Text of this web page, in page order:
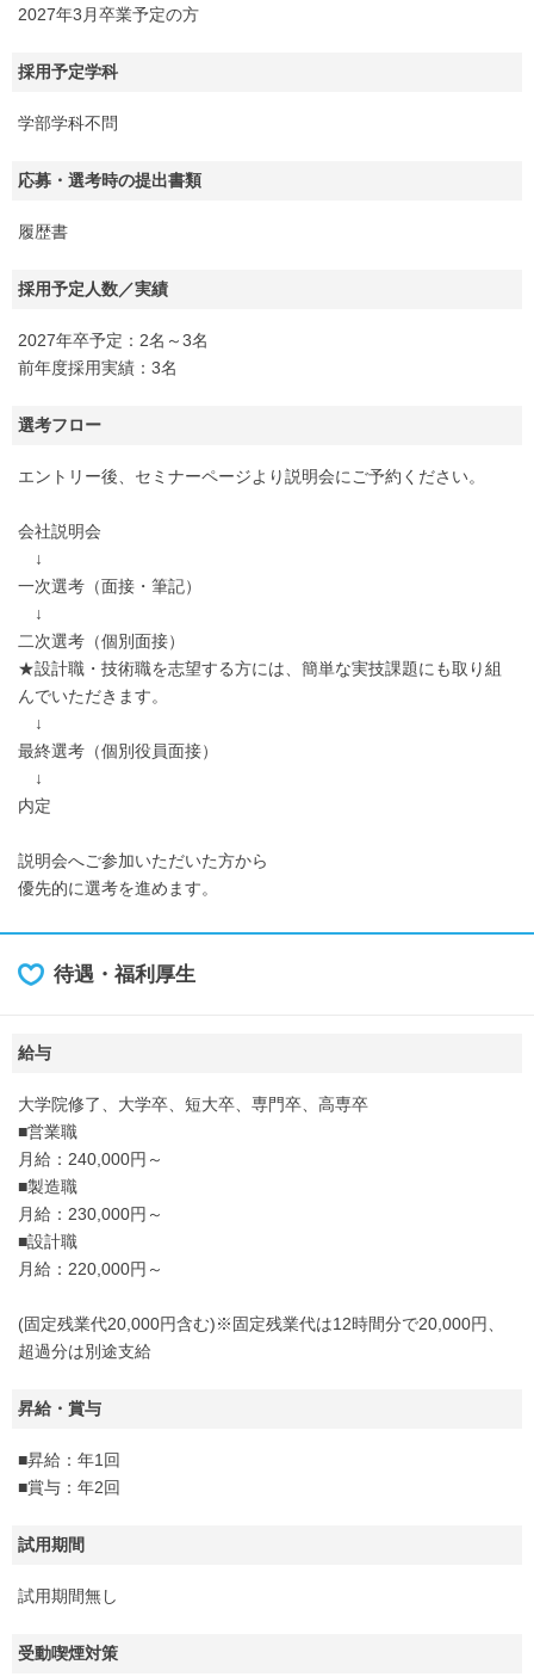
2027年3月卒業予定の方
採用予定学科
学部学科不問
応募・選考時の提出書類
履歴書
採用予定人数／実績
2027年卒予定：2名～3名
前年度採用実績：3名
選考フロー
エントリー後、セミナーページより説明会にご予約ください。
会社説明会
↓
一次選考（面接・筆記）
↓
二次選考（個別面接）
★設計職・技術職を志望する方には、簡単な実技課題にも取り組
んでいただきます。
↓
最終選考（個別役員面接）
↓
内定
説明会へご参加いただいた方から
優先的に選考を進めます。
待遇・福利厚生
給与
大学院修了、大学卒、短大卒、専門卒、高専卒
■営業職
月給：240,000円～
■製造職
月給：230,000円～
■設計職
月給：220,000円～
(固定残業代20,000円含む)※固定残業代は12時間分で20,000円、
超過分は別途支給
昇給・賞与
■昇給：年1回
■賞与：年2回
試用期間
試用期間無し
受動喫煙対策